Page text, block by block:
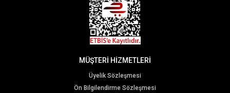
MÜŞTERİ HİZMETLERİ
Üyelik Sözleşmesi
Ön Bilgilendirme Sözleşmesi